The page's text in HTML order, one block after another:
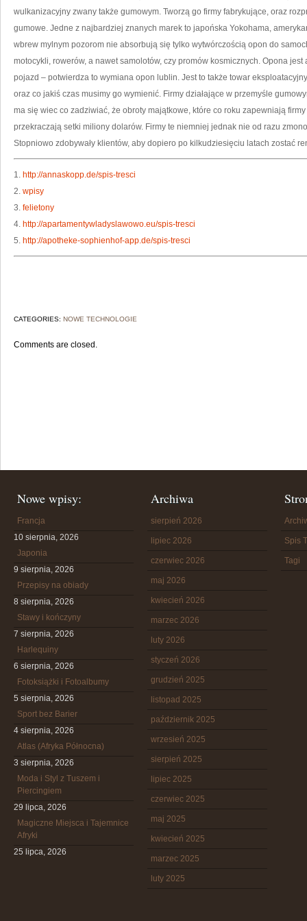
wulkanizacyjny zwany także gumowym. Tworzą go firmy fabrykujące, oraz
gumowe. Jedne z najbardziej znanych marek to japońska Yokohama,
wbrew mylnym pozorom nie absorbują się tylko wytwórczością opon do
motocykli, rowerów, a nawet samolotów, czy promów kosmicznych. Opona
pojazd – potwierdza to wymiana opon lublin. Jest to także towar
oraz co jakiś czas musimy go wymienić. Firmy działające w przemyśle
ma się wiec co zadziwiać, że obroty majątkowe, które co roku zapewniają
przekraczają setki miliony dolarów. Firmy te niemniej jednak nie od razu
Stopniowo zdobywały klientów, aby dopiero po kilkudziesięciu latach zostać
1. http://annaskopp.de/spis-tresci
2. wpisy
3. felietony
4. http://apartamentywladyslawowo.eu/spis-tresci
5. http://apotheke-sophienhof-app.de/spis-tresci
CATEGORIES: NOWE TECHNOLOGIE
Comments are closed.
Nowe wpisy:
Francja
10 sierpnia, 2026
Japonia
9 sierpnia, 2026
Przepisy na obiady
8 sierpnia, 2026
Stawy i kończyny
7 sierpnia, 2026
Harlequiny
6 sierpnia, 2026
Fotoksiążki i Fotoalbumy
5 sierpnia, 2026
Sport bez Barier
4 sierpnia, 2026
Atlas (Afryka Północna)
3 sierpnia, 2026
Moda i Styl z Tuszem i
Piercingiem
29 lipca, 2026
Magiczne Miejsca i Tajemnice
Afryki
25 lipca, 2026
Archiwa
sierpień 2026
lipiec 2026
czerwiec 2026
maj 2026
kwiecień 2026
marzec 2026
luty 2026
styczeń 2026
grudzień 2025
listopad 2025
październik 2025
wrzesień 2025
sierpień 2025
lipiec 2025
czerwiec 2025
maj 2025
kwiecień 2025
marzec 2025
luty 2025
Spis
Tagi